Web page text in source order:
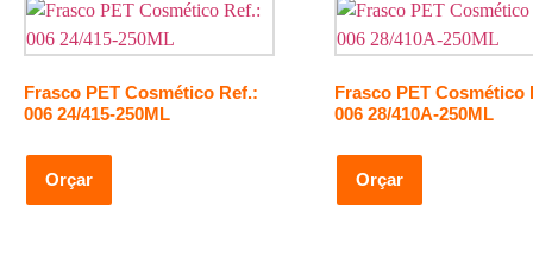
Frasco PET Cosmético Ref.:
006 24/415-250ML
Orçar
Frasco PET Cosmético
006 28/410A-250ML
Orçar